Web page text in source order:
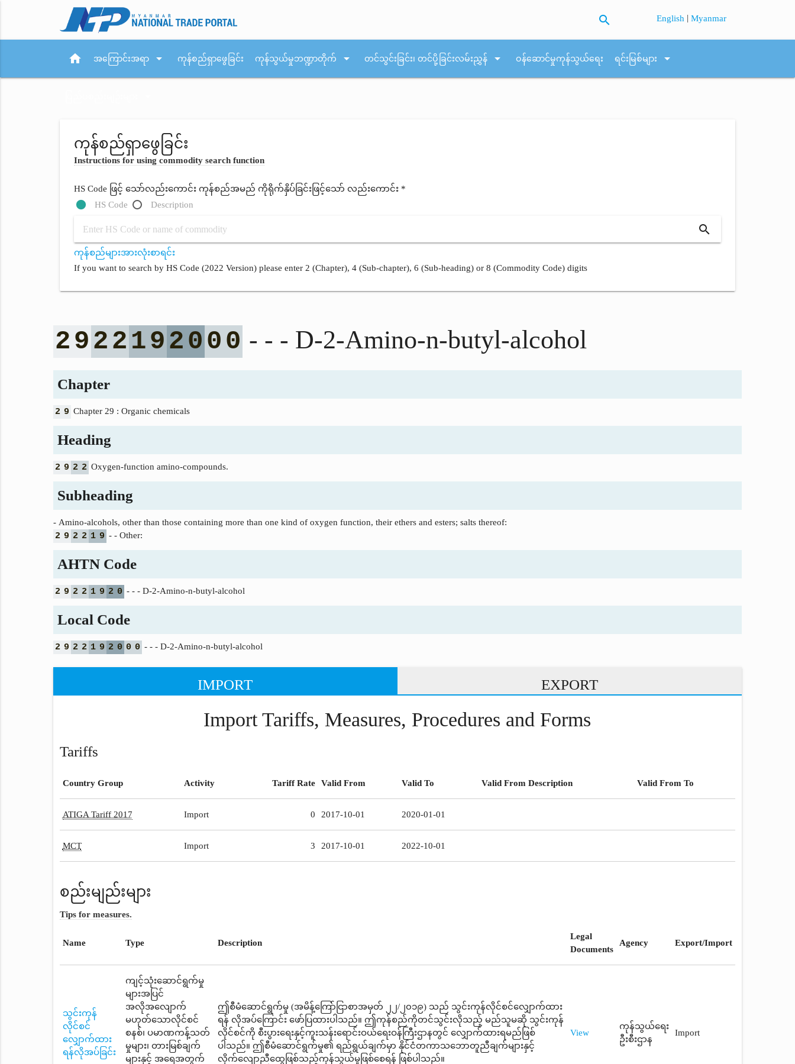
search English |Myanmar
home အကြောင်းအရာ arrow_drop_down ကုန်စည်ရှာဖွေခြင်း ကုန်သွယ်မှုဘဏ္ဍာတိုက် arrow_drop_down တင်သွင်းခြင်း၊ တင်ပို့ခြင်းလမ်းညွှန် arrow_drop_down ဝန်ဆောင်မှုကုန်သွယ်ရေး ရင်းမြစ်များ arrow_drop_down
ကုန်စည်ရှာဖွေခြင်း
Instructions for using commodity search function
HS Code ဖြင့် သော်လည်းကောင်း ကုန်စည်အမည် ကိုရိုက်နှိပ်ခြင်းဖြင့်သော် လည်းကောင်း *
HS Code
Description
search
ကုန်စည်များအားလုံးစာရင်း
If you want to search by HS Code (2022 Version) please enter 2 (Chapter), 4 (Sub-chapter), 6 (Sub-heading) or 8 (Commodity Code) digits
2 9 2 2 19 2 0 0 0 - - - D-2-Amino-n-butyl-alcohol
Chapter
2 9 Chapter 29 : Organic chemicals
Heading
2 9 2 2 Oxygen-function amino-compounds.
Subheading
- Amino‑alcohols, other than those containing more than one kind of oxygen function, their ethers and esters; salts thereof:
2 9 2 2 1 9 - - Other:
AHTN Code
2 9 2 2 1 9 2 0 - - - D-2-Amino-n-butyl-alcohol
Local Code
2 9 2 2 1 9 2 0 0 0 - - - D-2-Amino-n-butyl-alcohol
IMPORT EXPORT
Import Tariffs, Measures, Procedures and Forms
Tariffs
Country Group Activity Tariff Rate Valid From Valid To Valid From Description Valid From To
ATIGA Tariff 2017 Import 0 2017-10-01 2020-01-01
MCT Import 3 2017-10-01 2022-10-01
စည်းမျည်းများ
Tips for measures.
Name Type Description
Legal
Documents
Agency Export/Import
သွင်းကုန်
လိုင်စင်
လျှောက်ထား
ရန်လိုအပ်ခြင်း
ကျင့်သုံးဆောင်ရွက်မှု
များအပြင်
အလိုအလျောက်
မဟုတ်သောလိုင်စင်
စနစ်၊ ပမာဏကန့်သတ်
မှုများ၊ တားမြစ်ချက်
များနှင့် အရေအတွက်
ဤစီမံဆောင်ရွက်မှု (အမိန့်ကြော်ငြာစာအမှတ် ၂၂/၂၀၁၉) သည် သွင်းကုန်လိုင်စင်လျှောက်ထား
ရန် လိုအပ်ကြောင်း ဖော်ပြထားပါသည်။ ဤကုန်စည်ကိုတင်သွင်းလိုသည့် မည်သူမဆို သွင်းကုန်
လိုင်စင်ကို စီးပွားရေးနှင့်ကူးသန်းရောင်းဝယ်ရေးဝန်ကြီးဌာနတွင် လျှောက်ထားရမည်ဖြစ်
ပါသည်။ ဤစီမံဆောင်ရွက်မှု၏ ရည်ရွယ်ချက်မှာ နိုင်ငံတကာသဘောတူညီချက်များနှင့်
လိုက်လျောညီထွေဖြစ်သည့်ကုန်သွယ်မှုဖြစ်စေရန် ဖြစ်ပါသည်။
View
ကုန်သွယ်ရေး
ဦးစီးဌာန
Import